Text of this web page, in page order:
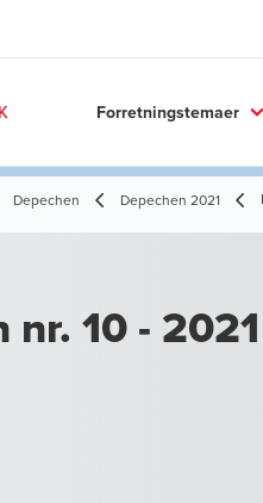
Forretningstemaer
Depechen Depechen 2021
nr. 10 - 2021